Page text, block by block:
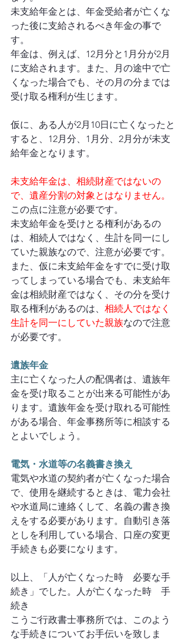
未支給年金とは、年金受給者が亡くな
った後に支給されるべき年金の事で
す。
年金は、例えば、12月分と1月分が2月
に支給されます。また、月の途中で亡
くなった場合でも、その月の分までは
受け取る権利が生じます。
仮に、ある人が2月10日に亡くなったと
すると、12月分、1月分、2月分が未支
給年金となります。
未支給年金は、相続財産ではないの
で、遺産分割の対象とはなりません。
この点に注意が必要です。
未支給年金を受けとる権利があるの
は、相続人ではなく、生計を同一にし
ていた親族なので、注意が必要です。
また、仮に未支給年金をすでに受け取
ってしまっている場合でも、未支給年
金は相続財産ではなく、その分を受け
取る権利があるのは、 相続人ではなく
生計を同一にしていた親族なので注意
が必要です。
遺族年金
主に亡くなった人の配偶者は、遺族年
金を受け取ることが出来る可能性があ
ります。遺族年金を受け取れる可能性
がある場合、年金事務所等に相談する
とよいでしょう。
電気・水道等の名義書き換え
電気や水道の契約者が亡くなった場合
で、使用を継続するときは、電力会社
や水道局に連絡くして、名義の書き換
えをする必要があります。自動引き落
としを利用している場合、口座の変更
手続きも必要になります。
以上、「人が亡くなった時　必要な手
続き」でした。人が亡くなった時　手
続き
こうご行政書士事務所では、このよう
な手続きについてお手伝いを致しま